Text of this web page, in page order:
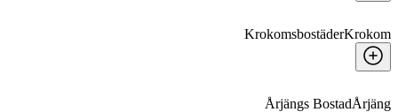
KrokomsbostäderKrokom
Årjängs BostadÅrjäng